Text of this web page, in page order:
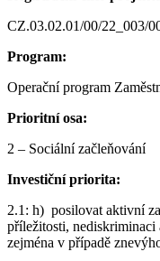
CZ.03.02.01/00/22_003/
Program:
Operační program
Prioritní osa:
2 – Sociální začleňování
Investiční priorita:
2.1: h) posilovat aktivní
příležitosti, nediskriminaci
zejména v případě